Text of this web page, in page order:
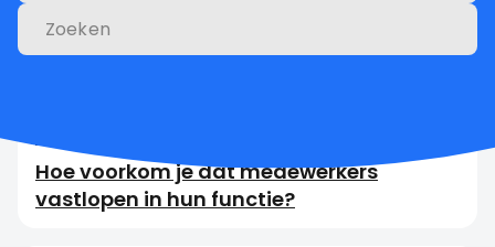
Hoe voorkom je dat medewerkers
vastlopen in hun functie?